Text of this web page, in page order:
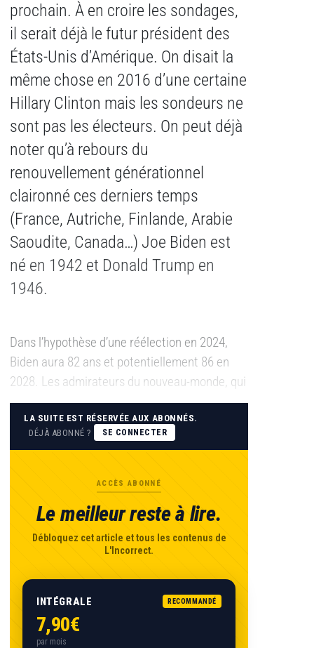
prochain. À en croire les sondages,
il serait déjà le futur président des
États-Unis d’Amérique. On disait la
même chose en 2016 d’une certaine
Hillary Clinton mais les sondeurs ne
sont pas les électeurs. On peut déjà
noter qu’à rebours du
renouvellement générationnel
claironné ces derniers temps
(France, Autriche, Finlande, Arabie
Saoudite, Canada…) Joe Biden est
né en 1942 et Donald Trump en
1946.
Dans l’hypothèse d’une réélection en 2024,
Biden aura 82 ans et potentiellement 86 en
2028. Les admirateurs du nouveau-monde, qui
LA SUITE EST RÉSERVÉE AUX ABONNÉS.
DÉJÀ ABONNÉ ?
SE CONNECTER
ACCÈS ABONNÉ
Le meilleur reste à lire.
Débloquez cet article et tous les contenus de
L'Incorrect.
INTÉGRALE RECOMMANDÉ
7,90€
par mois